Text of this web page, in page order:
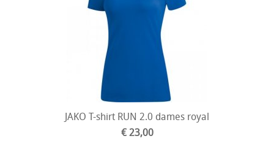
JAKO T-shirt RUN 2.0 dames royal
€ 23,00